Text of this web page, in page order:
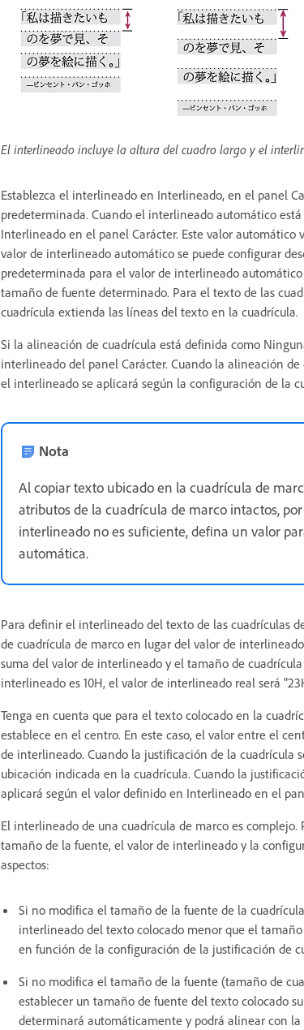
El interlineado incluye la altura del cuadro largo y el
Establezca el interlineado en Interlineado, en el panel
predeterminada. Cuando el interlineado automático
Interlineado en el panel Carácter. Este valor automático
valor de interlineado automático se puede configurar
predeterminada para el valor de interlineado
tamaño de fuente determinado. Para el texto de las
cuadrícula extienda las líneas del texto en la cuadrícula.
Si la alineación de cuadrícula está definida como
interlineado del panel Carácter. Cuando la alineación
el interlineado se aplicará según la configuración de la
Nota
Al copiar texto ubicado en la cuadrícula de
atributos de la cuadrícula de marco intactos,
interlineado no es suficiente, defina un valor
automática.
Para definir el interlineado del texto de las cuadrículas
de cuadrícula de marco en lugar del valor de
suma del valor de interlineado y el tamaño de
interlineado es 10H, el valor de interlineado real será
Tenga en cuenta que para el texto colocado en la
establece en el centro. En este caso, el valor entre el
de interlineado. Cuando la justificación de la cuadrícula
ubicación indicada en la cuadrícula. Cuando la
aplicará según el valor definido en Interlineado en el
El interlineado de una cuadrícula de marco es
tamaño de la fuente, el valor de interlineado y la
aspectos:
Si no modifica el tamaño de la fuente de la
interlineado del texto colocado menor que el
en función de la configuración de la justificación de
Si no modifica el tamaño de la fuente (tamaño de
establecer un tamaño de fuente del texto colocado
determinará automáticamente y podrá alinear con la